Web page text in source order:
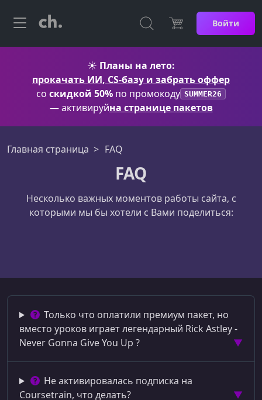
Войти
☀️ Планы на лето:
прокачать ИИ, CS-базу и забрать оффер
со скидкой 50% по промокоду SUMMER26
— активируйна странице пакетов
Главная страница FAQ
FAQ
Несколько важных моментов работы сайта, с
которыми мы бы хотели с Вами поделиться:
Только что оплатили премиум пакет, но
вместо уроков играет легендарный Rick Astley -
Never Gonna Give You Up ?
Не активировалась подписка на
Coursetrain, что делать?